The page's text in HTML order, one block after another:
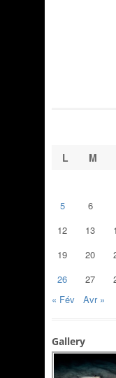
L
M
5
6
12
13
19
20
26
27
« Fév
Avr »
Gallery